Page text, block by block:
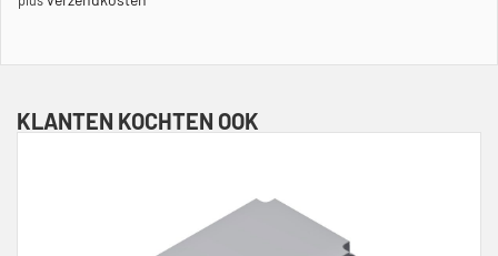
KLANTEN KOCHTEN OOK